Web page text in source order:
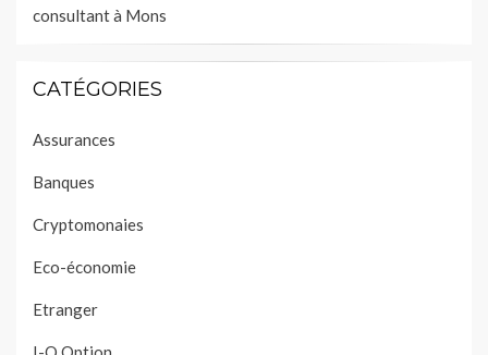
consultant à Mons
CATÉGORIES
Assurances
Banques
Cryptomonaies
Eco-économie
Etranger